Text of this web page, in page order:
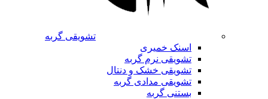
تشویقی گربه
اسنک خمیری
تشویقی نرم گربه
تشویقی خشک و دنتال
تشویقی مدادی گربه
بستنی گربه